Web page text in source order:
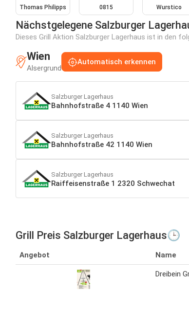
Thomas Philipps 0815 Wurstico
Nächstgelegene Salzburger
Dieses Grill Aktion Salzburger Lagerhaus ist in den
Wien
Alsergrund
Automatisch erkennen
Salzburger Lagerhaus
Bahnhofstraße 4 1140 Wien
Salzburger Lagerhaus
Bahnhofstraße 42 1140 Wien
Salzburger Lagerhaus
Raiffeisenstraße 1 2320 Schwechat
Grill Preis Salzburger Lagerhaus🕒
Angebot Name
Dreibein